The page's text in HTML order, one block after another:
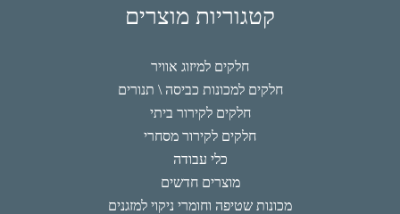
קטגוריות מוצרים
חלקים למיזוג אוויר
חלקים למכונות כביסה \ תנורים
חלקים לקירור ביתי
חלקים לקירור מסחרי
כלי עבודה
מוצרים חדשים
מכונות שטיפה וחומרי ניקוי למזגנים